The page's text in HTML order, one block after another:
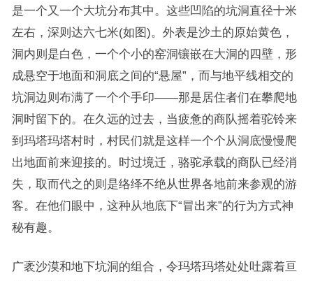
是一个又一个大坑分布其中。这些凹陷的坑洞直径十米
左右，深则达六七米(如图)。外表是沙土的原始黄色，
洞内则是白色，一个个小的窑洞镶嵌在大洞的四壁，形
成悬空于地面和洞底之间的“悬屋”，而与地平线相交的
坑洞边则布满了一个个手印——那是居住者们在攀爬地
洞时留下的。在久远的过去，当疲惫的商队摇着驼铃来
到玛塔玛塔村时，村民们就是这样一个个从洞底慢慢爬
出地面前来迎接的。时过境迁，骆驼承载的商队已经消
失，取而代之的则是络绎不绝从世界各地前来参观的游
客。在他们眼中，这种从地底下“冒出来”的行为方式神
秘有趣。
广袤沙漠和地下坑洞的组合，令玛塔玛塔处处吐露着亘